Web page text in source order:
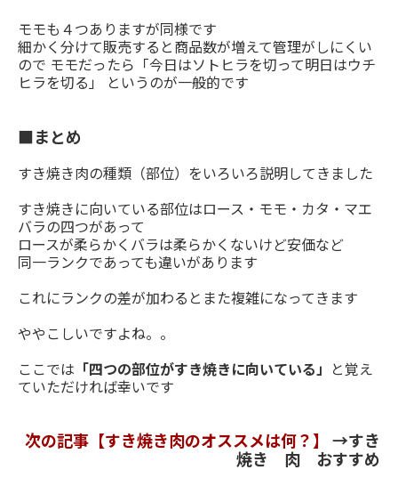
モモも４つありますが同様です
細かく分けて販売すると商品数が増えて管理がしにくい
ので モモだったら「今日はソトヒラを切って明日はウチ
ヒラを切る」 というのが一般的です
■まとめ
すき焼き肉の種類（部位）をいろいろ説明してきました
すき焼きに向いている部位はロース・モモ・カタ・マエ
バラの四つがあって
ロースが柔らかくバラは柔らかくないけど安価など
同一ランクであっても違いがあります
これにランクの差が加わるとまた複雑になってきます
ややこしいですよね。。
ここでは 「四つの部位がすき焼きに向いている」 と覚え
ていただければ幸いです
次の記事【すき焼き肉のオススメは何？】 →すき
焼き 肉 おすすめ